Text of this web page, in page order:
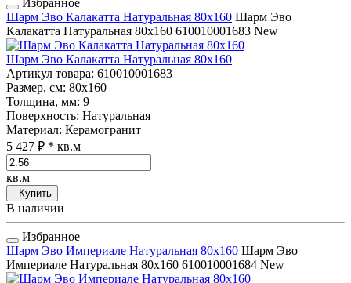
Избранное
Шарм Эво Калакатта Натуральная 80x160 Шарм Эво
Калакатта Натуральная 80x160 610010001683 New
Шарм Эво Калакатта Натуральная 80x160
Артикул товара: 610010001683
Размер, см: 80x160
Толщина, мм: 9
Поверхность: Натуральная
Материал: Керамогранит
5 427 ₽ * кв.м
кв.м
Купить
В наличии
Избранное
Шарм Эво Империале Натуральная 80x160 Шарм Эво
Империале Натуральная 80x160 610010001684 New